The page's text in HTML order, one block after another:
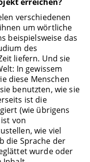
verschiedenen
um wörtliche
beispielsweise das
des
liefern. Und sie
In gewissem
diese Menschen
benutzten, wie sie
ist die
(wie übrigens
von
wie viel
die Sprache der
wurde oder